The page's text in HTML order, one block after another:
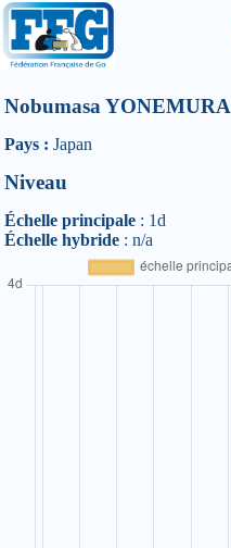
Nobumasa YONEMURA
Pays : Japan
Niveau
Échelle principale : 1d
Échelle hybride : n/a